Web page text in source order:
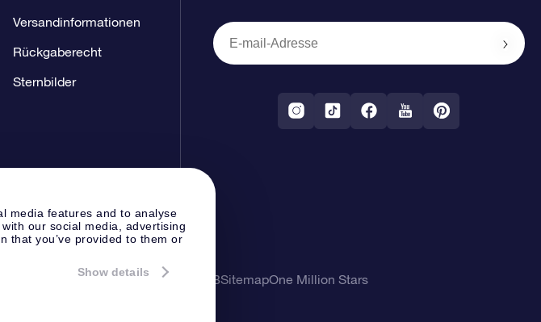
media features and to analyse
our social media, advertising
that you’ve provided to them or
Show details
Versandinformationen
Rückgaberecht
Sternbilder
Datenschutzerklärung AGBSitemapOne Million Stars